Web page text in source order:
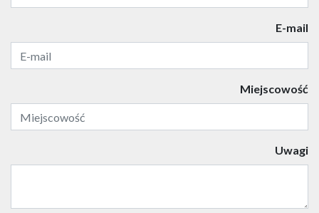
E-mail
Miejscowość
Uwagi